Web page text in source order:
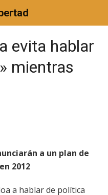
evita hablar
mientras
a un plan de
2012
a hablar de política